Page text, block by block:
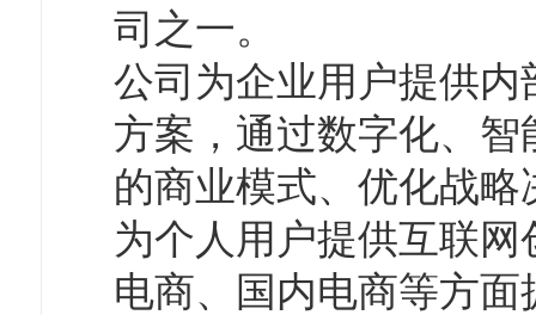
司之一。
公司为企业用户提供
方案，通过数字化、
的商业模式、优化战
为个人用户提供互联
电商、国内电商等方